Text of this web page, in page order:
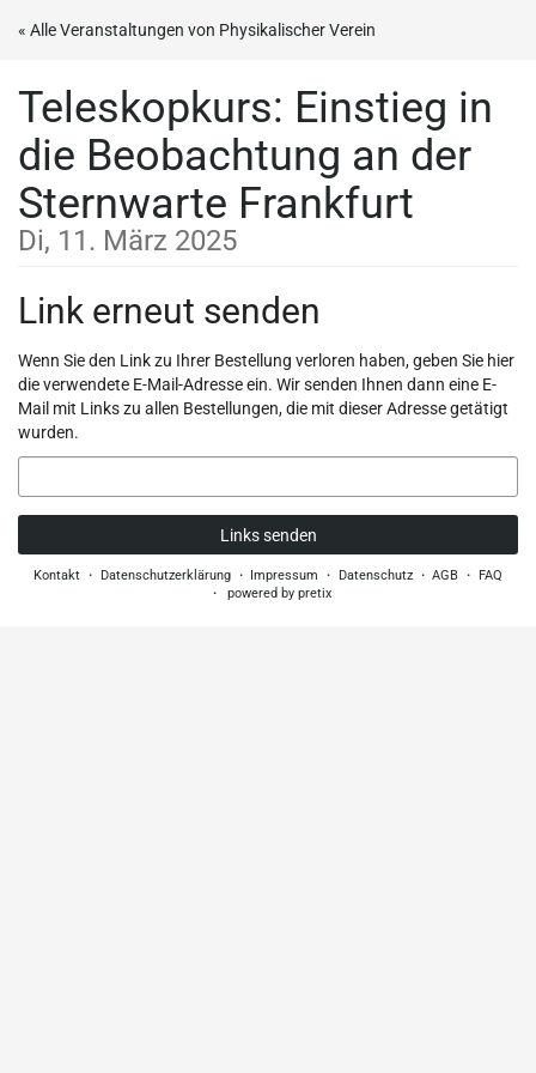
Zum
springen
« Alle Veranstaltungen von Physikalischer Verein
Teleskopkurs: Einstieg in
die Beobachtung an der
Sternwarte Frankfurt
Di, 11. März 2025
Link erneut senden
Wenn Sie den Link zu Ihrer Bestellung verloren haben, geben Sie hier
die verwendete E-Mail-Adresse ein. Wir senden Ihnen dann eine E-
Mail mit Links zu allen Bestellungen, die mit dieser Adresse getätigt
wurden.
Mail
Links senden
Kontakt Datenschutzerklärung Impressum Datenschutz AGB
FAQ
powered by pretix